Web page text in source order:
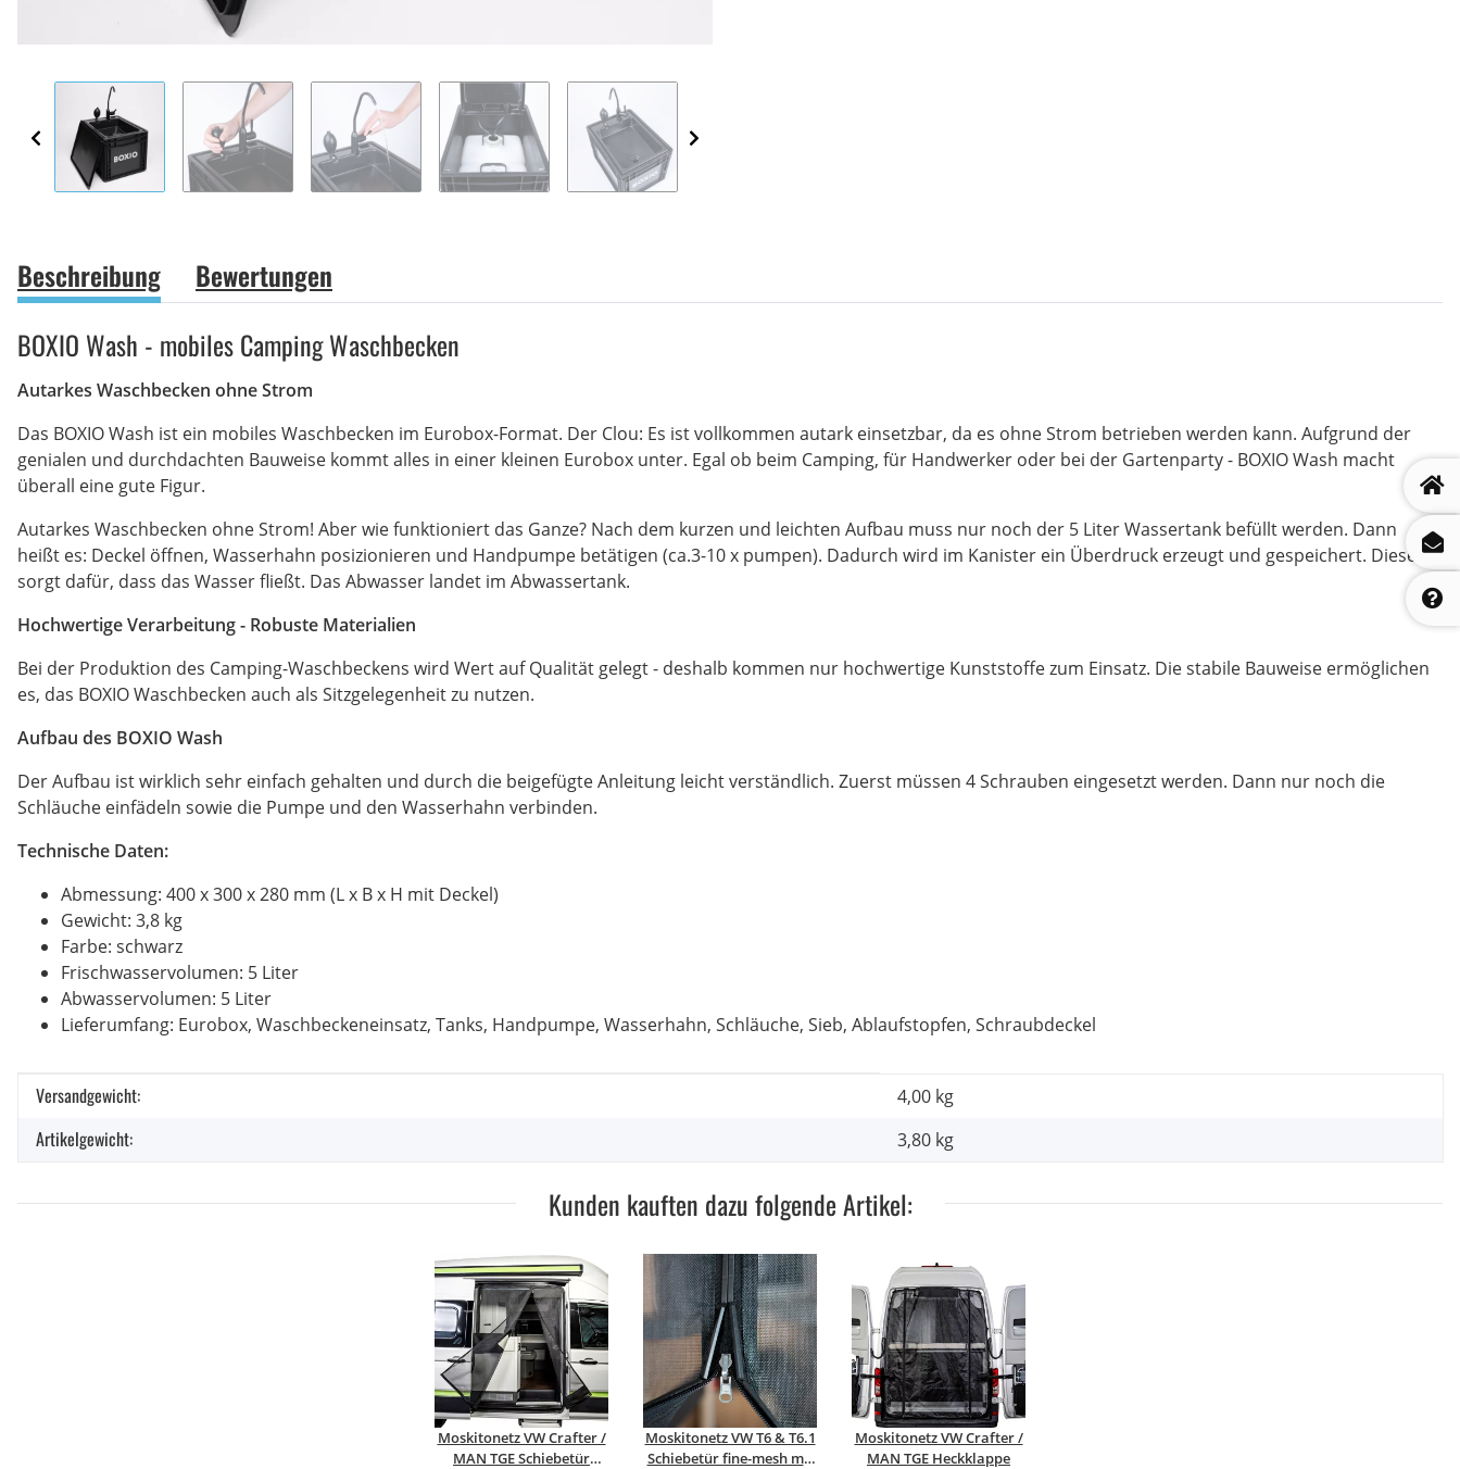
Beschreibung
Bewertungen
BOXIO Wash - mobiles Camping Waschbecken
Autarkes Waschbecken ohne Strom
Das BOXIO Wash ist ein mobiles Waschbecken im Eurobox-Format. Der Clou: Es ist vollkommen autark einsetzbar, da es ohne Strom betrieben werden kann. Aufgrund der
genialen und durchdachten Bauweise kommt alles in einer kleinen Eurobox unter. Egal ob beim Camping, für Handwerker oder bei der Gartenparty - BOXIO Wash macht
überall eine gute Figur.
Autarkes Waschbecken ohne Strom! Aber wie funktioniert das Ganze? Nach dem kurzen und leichten Aufbau muss nur noch der 5 Liter Wassertank befüllt werden. Dann
heißt es: Deckel öffnen, Wasserhahn posizionieren und Handpumpe betätigen (ca.3-10 x pumpen). Dadurch wird im Kanister ein Überdruck erzeugt und gespeichert. Dieser
sorgt dafür, dass das Wasser fließt. Das Abwasser landet im Abwassertank.
Hochwertige Verarbeitung - Robuste Materialien
Bei der Produktion des Camping-Waschbeckens wird Wert auf Qualität gelegt - deshalb kommen nur hochwertige Kunststoffe zum Einsatz. Die stabile Bauweise ermöglichen
es, das BOXIO Waschbecken auch als Sitzgelegenheit zu nutzen.
Aufbau des BOXIO Wash
Der Aufbau ist wirklich sehr einfach gehalten und durch die beigefügte Anleitung leicht verständlich. Zuerst müssen 4 Schrauben eingesetzt werden. Dann nur noch die
Schläuche einfädeln sowie die Pumpe und den Wasserhahn verbinden.
Technische Daten:
Abmessung: 400 x 300 x 280 mm (L x B x H mit Deckel)
Gewicht: 3,8 kg
Farbe: schwarz
Frischwasservolumen: 5 Liter
Abwasservolumen: 5 Liter
Lieferumfang: Eurobox, Waschbeckeneinsatz, Tanks, Handpumpe, Wasserhahn, Schläuche, Sieb, Ablaufstopfen, Schraubdeckel
Produkteigenschaft
Wert
Versandgewicht: 4,00 kg
Artikelgewicht: 3,80 kg
Kunden kauften dazu folgende Artikel:
Moskitonetz VW Crafter /
MAN TGE Schiebetür
Moskitonetz VW T6 & T6.1
Schiebetür fine-mesh mit
Moskitonetz VW Crafter /
MAN TGE Heckklappe